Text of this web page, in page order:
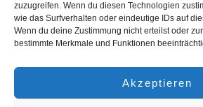
zuzugreifen. Wenn du diesen Technologien
wie das Surfverhalten oder eindeutige IDs auf
Wenn du deine Zustimmung nicht erteilst oder
bestimmte Merkmale und Funktionen
Akzeptieren